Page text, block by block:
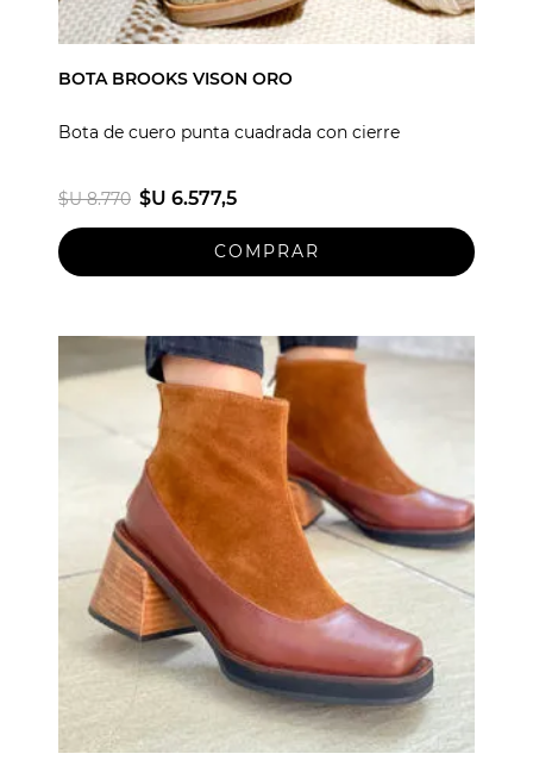
BOTA BROOKS VISON ORO
Bota de cuero punta cuadrada con cierre
$U 8.770 $U 6.577,5